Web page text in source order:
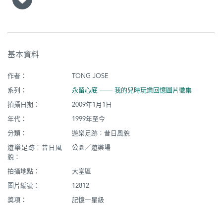
基本資料
作者：
TONG JOSE
系列：
永留心底 ── 我的兒時玩樂回憶圖片徵集
拍攝日期：
2009年1月1日
年代：
1999年至今
分類：
遊樂足跡︰昔日風貌
遊樂足跡︰昔日風
貌：
公園／遊樂場
拍攝地點：
大堂區
圖片編號：
12812
獎項：
記憶一星級